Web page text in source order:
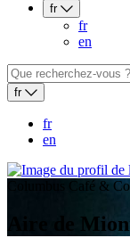
fr
fr
en
fr
fr
en
Columbus Café & Co
Aire de